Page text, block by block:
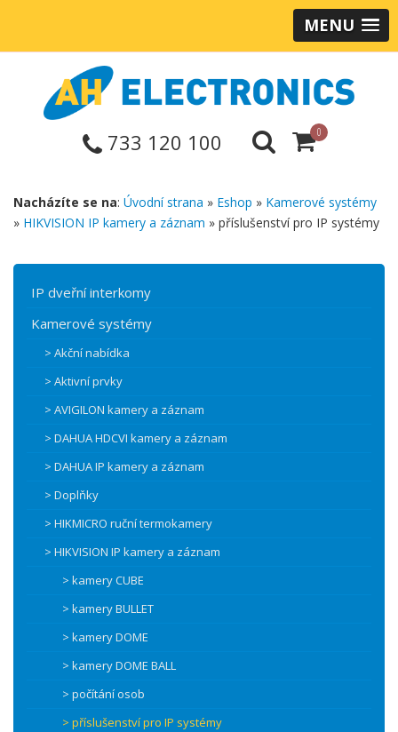
MENU
733 120 100 0
Nacházíte se na: Úvodní strana » Eshop » Kamerové systémy
» HIKVISION IP kamery a záznam » příslušenství pro IP systémy
IP dveřní interkomy
Kamerové systémy
> Akční nabídka
> Aktivní prvky
> AVIGILON kamery a záznam
> DAHUA HDCVI kamery a záznam
> DAHUA IP kamery a záznam
> Doplňky
> HIKMICRO ruční termokamery
> HIKVISION IP kamery a záznam
> kamery CUBE
> kamery BULLET
> kamery DOME
> kamery DOME BALL
> počítání osob
> příslušenství pro IP systémy